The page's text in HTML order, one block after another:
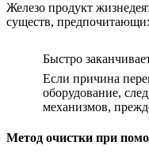
Железо продукт
существ,
Быстро
Если причина
оборудование,
механизмов,
Метод очистки при